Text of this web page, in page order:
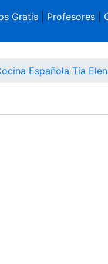
Gratis| Profesores|
Española Tía